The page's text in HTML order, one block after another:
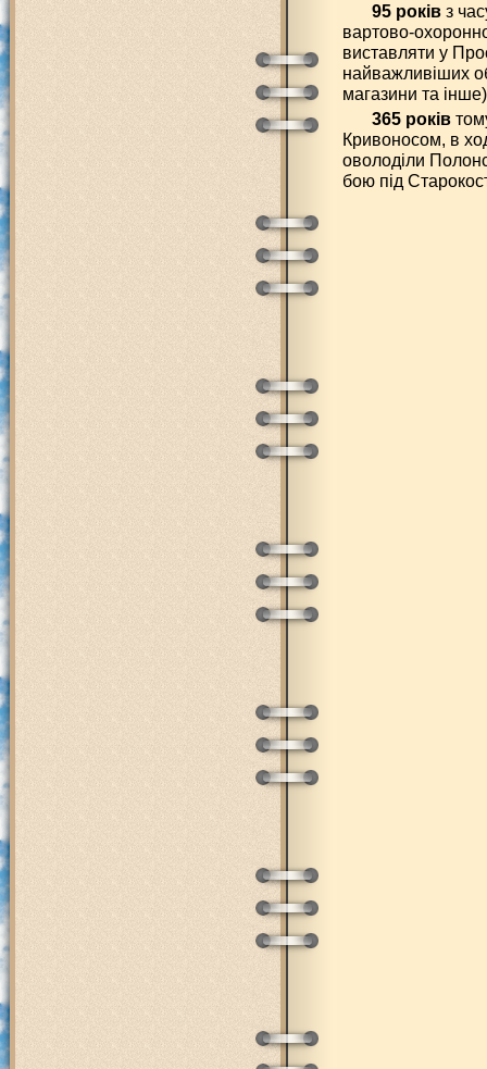
95 роківз
вартово-
виставляти у
найважливіших
магазини та
365 років
Кривоносом, в
оволоділи
бою під